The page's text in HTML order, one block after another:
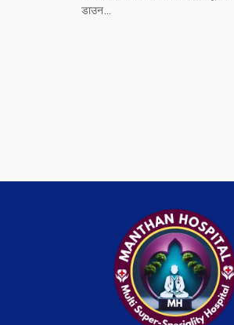
डाउन…